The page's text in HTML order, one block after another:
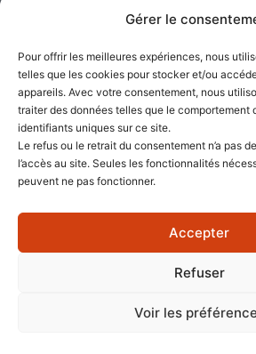
Gérer le
Pour offrir les meilleures expériences, nous
telles que les cookies pour stocker et/ou
appareils. Avec votre consentement, nous
traiter des données telles que le comportement
identifiants uniques sur ce site.
Le refus ou le retrait du consentement n’a pas
l’accès au site. Seules les fonctionnalités
peuvent ne pas fonctionner.
Accepter
Refuser
Voir les
Cookies
© Tous droits réservés